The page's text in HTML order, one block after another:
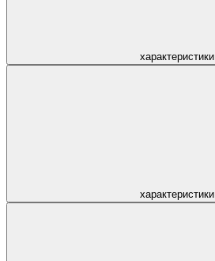
характеристики
характеристики